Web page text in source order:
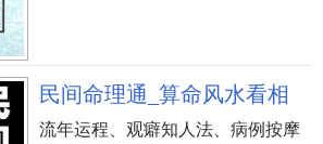
民间命理通_算命风水看相
流年运程、观癖知人法、病例按摩